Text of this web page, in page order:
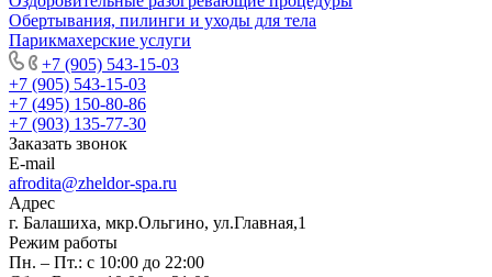
Обертывания, пилинги и уходы для тела
Парикмахерские услуги
+7 (905) 543-15-03
+7 (905) 543-15-03
+7 (495) 150-80-86
+7 (903) 135-77-30
Заказать звонок
E-mail
afrodita@zheldor-spa.ru
Адрес
г. Балашиха, мкр.Ольгино, ул.Главная,1
Режим работы
Пн. – Пт.: с 10:00 до 22:00